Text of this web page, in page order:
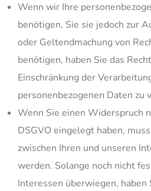
Wenn wir Ihre
benötigen, Sie sie jedoch zur
oder Geltendmachung von
benötigen, haben Sie das
Einschränkung der
personenbezogenen Daten zu
Wenn Sie einen Widerspruch
DSGVO eingelegt haben,
zwischen Ihren und unseren
werden. Solange noch nicht
Interessen überwiegen, haben